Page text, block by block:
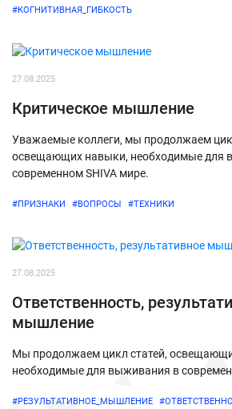
#КОГНИТИВНАЯ_ГИБКОСТЬ
27.08.2025
Критическое мышление
Уважаемые коллеги, мы продолжаем
освещающих навыки, необходимые для
современном SHIVA мире.
#ПРИЗНАКИ #ВОПРОСЫ #ТЕХНИКИ
27.08.2025
Ответственность,
мышление
Мы продолжаем цикл статей,
необходимые для выживания в
#РЕЗУЛЬТАТИВНОЕ_МЫШЛЕНИЕ